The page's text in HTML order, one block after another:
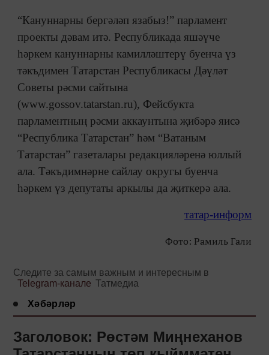
“Кануннарны бергәләп язабыз!” парламент
проекты дәвам итә. Республикада яшәүче
һәркем кануннарны камилләштерү буенча үз
тәкъдимен Татарстан Республикасы Дәүләт
Советы рәсми сайтына
(www.gossov.tatarstan.ru), Фейсбукта
парламентның рәсми аккаунтына җибәрә яисә
“Республика Татарстан” һәм “Ватаным
Татарстан” газеталары редакцияләренә юллый
ала. Тәкъдимнәрне сайлау округы буенча
һәркем үз депутаты аркылы да җиткерә ала.
татар-информ
Фото: Рамиль Гали
Следите за самым важным и интересным в
Telegram-канале Татмедиа
Хәбәрләр
Заголовок: Рөстәм Миңнеханов